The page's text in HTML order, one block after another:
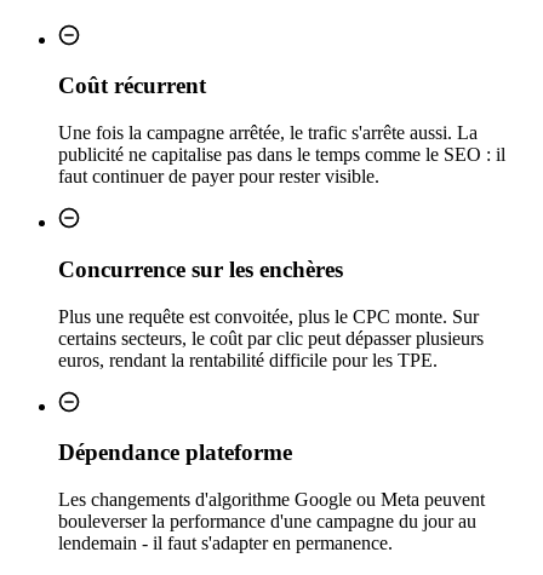
Coût récurrent
Une fois la campagne arrêtée, le trafic s'arrête aussi. La
publicité ne capitalise pas dans le temps comme le SEO : il
faut continuer de payer pour rester visible.
Concurrence sur les enchères
Plus une requête est convoitée, plus le CPC monte. Sur
certains secteurs, le coût par clic peut dépasser plusieurs
euros, rendant la rentabilité difficile pour les TPE.
Dépendance plateforme
Les changements d'algorithme Google ou Meta peuvent
bouleverser la performance d'une campagne du jour au
lendemain - il faut s'adapter en permanence.